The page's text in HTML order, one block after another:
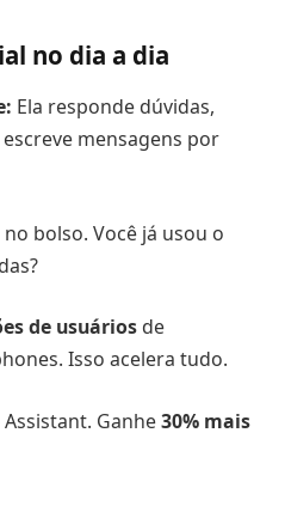
no dia a dia
Ela responde dúvidas,
mensagens por
bolso. Você já usou o
de usuários de
Isso acelera tudo.
Ganhe30% mais